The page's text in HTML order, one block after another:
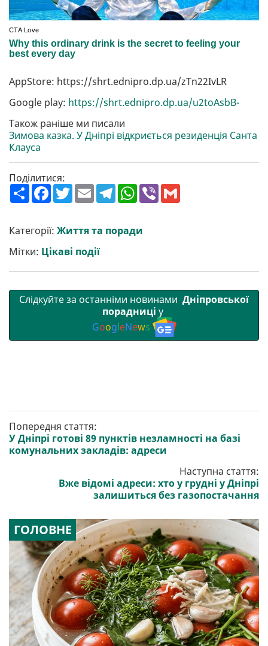
AppStore: https://shrt.ednipro.dp.ua/zTn22IvLR
Google play: https://shrt.ednipro.dp.ua/u2toAsbB-
Також раніше ми писали
Зимова казка. У Дніпрі відкриється резиденція Санта
Клауса
Поділитися:
П
о
р
и
т
и
F
a
b
o
o
k
T
w
t
e
r
E
m
l
T
e
g
r
W
h
s
A
V
Категорії: Життя та поради
Мітки: Цікаві події
Слідкуйте за останніми новинами Дніпровської
порадниці у
GoogleNews
Попередня стаття:
У Дніпрі готові 89 пунктів незламності на базі
комунальних закладів: адреси
Наступна стаття:
Вже відомі адреси: хто у грудні у Дніпрі
залишиться без газопостачання
ГОЛОВНЕ